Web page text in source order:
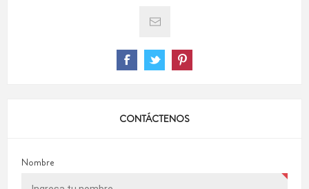
CONTÁCTENOS
Nombre